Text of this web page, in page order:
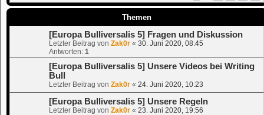
Themen
[Europa Bulliversalis 5] Fragen und Diskussion
Letzter Beitrag von Zak0r « 30. Juni 2020, 08:45
Antworten: 1
[Europa Bulliversalis 5] Unsere Videos bei Writing
Bull
Letzter Beitrag von Zak0r « 24. Juni 2020, 10:23
[Europa Bulliversalis 5] Unsere Regeln
Letzter Beitrag von Zak0r « 23. Juni 2020, 19:56